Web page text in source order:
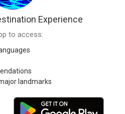
Experience
to access:
landmarks